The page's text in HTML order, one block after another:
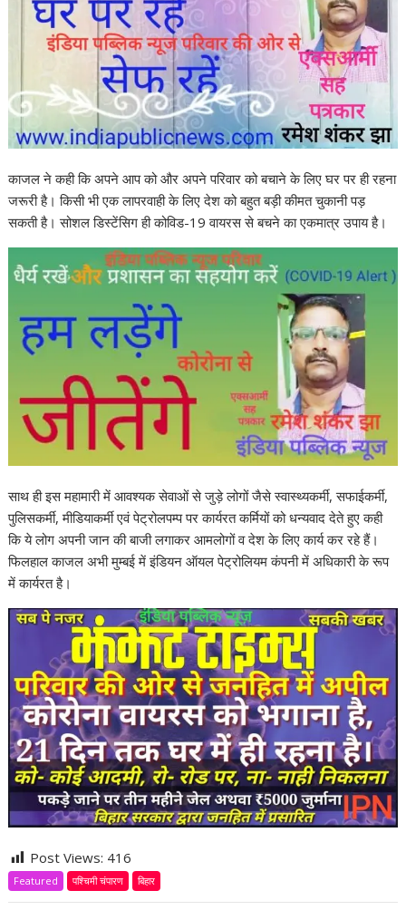
काजल ने कही कि अपने आप को और अपने परिवार को बचाने के लिए घर पर ही रहना
जरूरी है। किसी भी एक लापरवाही के लिए देश को बहुत बड़ी कीमत चुकानी पड़
सकती है। सोशल डिस्टेंसिग ही कोविड-19 वायरस से बचने का एकमात्र उपाय है।
साथ ही इस महामारी में आवश्यक सेवाओं से जुड़े लोगों जैसे स्वास्थ्यकर्मी, सफाईकर्मी,
पुलिसकर्मी, मीडियाकर्मी एवं पेट्रोलपम्प पर कार्यरत कर्मियों को धन्यवाद देते हुए कही
कि ये लोग अपनी जान की बाजी लगाकर आमलोगों व देश के लिए कार्य कर रहे हैं।
फिलहाल काजल अभी मुम्बई में इंडियन ऑयल पेट्रोलियम कंपनी में अधिकारी के रूप
में कार्यरत है।
Post Views: 416
Featured पश्चिमी चंपारण बिहार